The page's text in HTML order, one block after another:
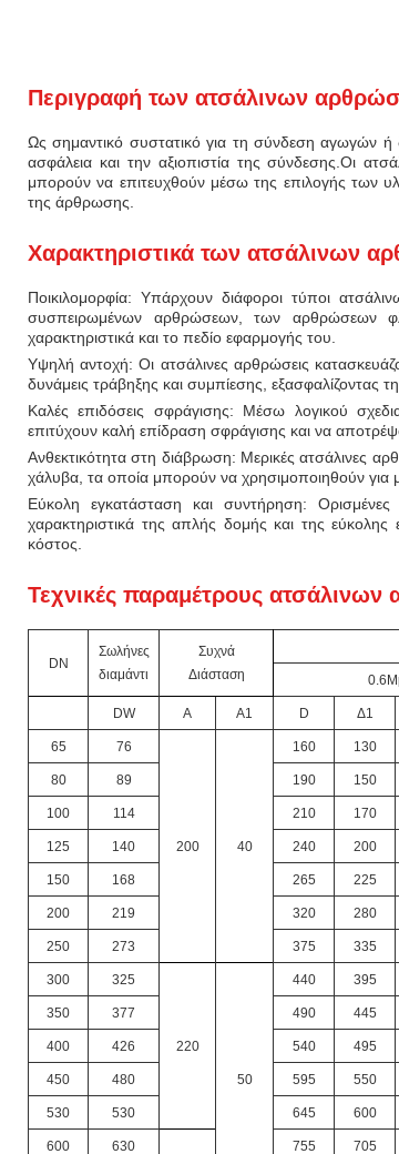
Περιγραφή των ατσάλινων
Ως σημαντικό συστατικό για τη σύνδεση αγωγών
ασφάλεια και την αξιοπιστία της σύνδεσης.Οι
μπορούν να επιτευχθούν μέσω της επιλογής των
της άρθρωσης.
Χαρακτηριστικά των ατσάλινων
Ποικιλομορφία: Υπάρχουν διάφοροι τύποι
συσπειρωμένων αρθρώσεων, των αρθρώσεων
χαρακτηριστικά και το πεδίο εφαρμογής του.
Υψηλή αντοχή: Οι ατσάλινες αρθρώσεις
δυνάμεις τράβηξης και συμπίεσης, εξασφαλίζοντας
Καλές επιδόσεις σφράγισης: Μέσω λογικού
επιτύχουν καλή επίδραση σφράγισης και να
Ανθεκτικότητα στη διάβρωση: Μερικές ατσάλινες
χάλυβα, τα οποία μπορούν να χρησιμοποιηθούν για
Εύκολη εγκατάσταση και συντήρηση:
χαρακτηριστικά της απλής δομής και της
κόστος.
Τεχνικές παραμέτρους
DN
Σωλήνες
διαμάντι
Συχνά
Διάσταση
DW Α Α1 D Δ1
65 76
200 40
160 130
80 89 190 150
100 114 210 170
125 140 240 200
150 168 265 225
200 219 320 280
250 273 375 335
300 325
220
50
440 395
350 377 490 445
400 426 540 495
450 480 595 550
530 530 645 600
600
630
755 705